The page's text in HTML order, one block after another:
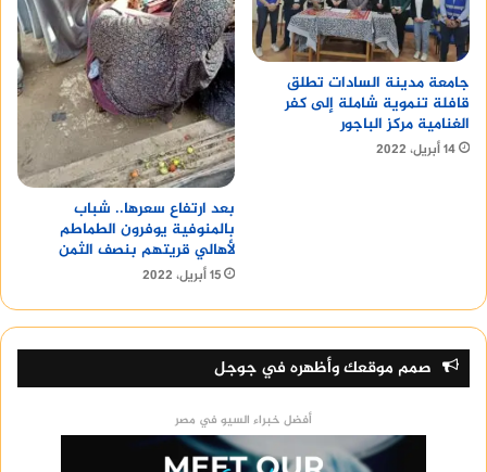
جامعة مدينة السادات تطلق
قافلة تنموية شاملة إلى كفر
الغنامية مركز الباجور
14 أبريل، 2022
بعد ارتفاع سعرها.. شباب
بالمنوفية يوفرون الطماطم
لأهالي قريتهم بنصف الثمن
15 أبريل، 2022
صمم موقعك وأظهره في جوجل
أفضل خبراء السيو في مصر